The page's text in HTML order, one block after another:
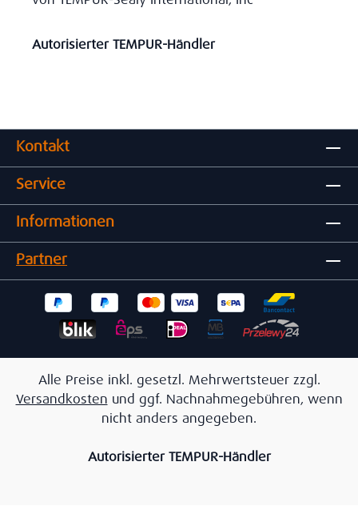
Autorisierter TEMPUR-Händler
Kontakt
Service
Informationen
Partner
Alle Preise inkl. gesetzl. Mehrwertsteuer zzgl.
Versandkosten und ggf. Nachnahmegebühren, wenn
nicht anders angegeben.
Autorisierter TEMPUR-Händler